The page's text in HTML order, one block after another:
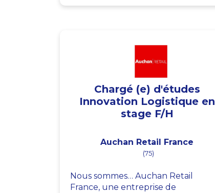
Chargé (e) d'études
Innovation Logistique en
stage F/H
Auchan Retail France
(75)
Nous sommes… Auchan Retail
France, une entreprise de